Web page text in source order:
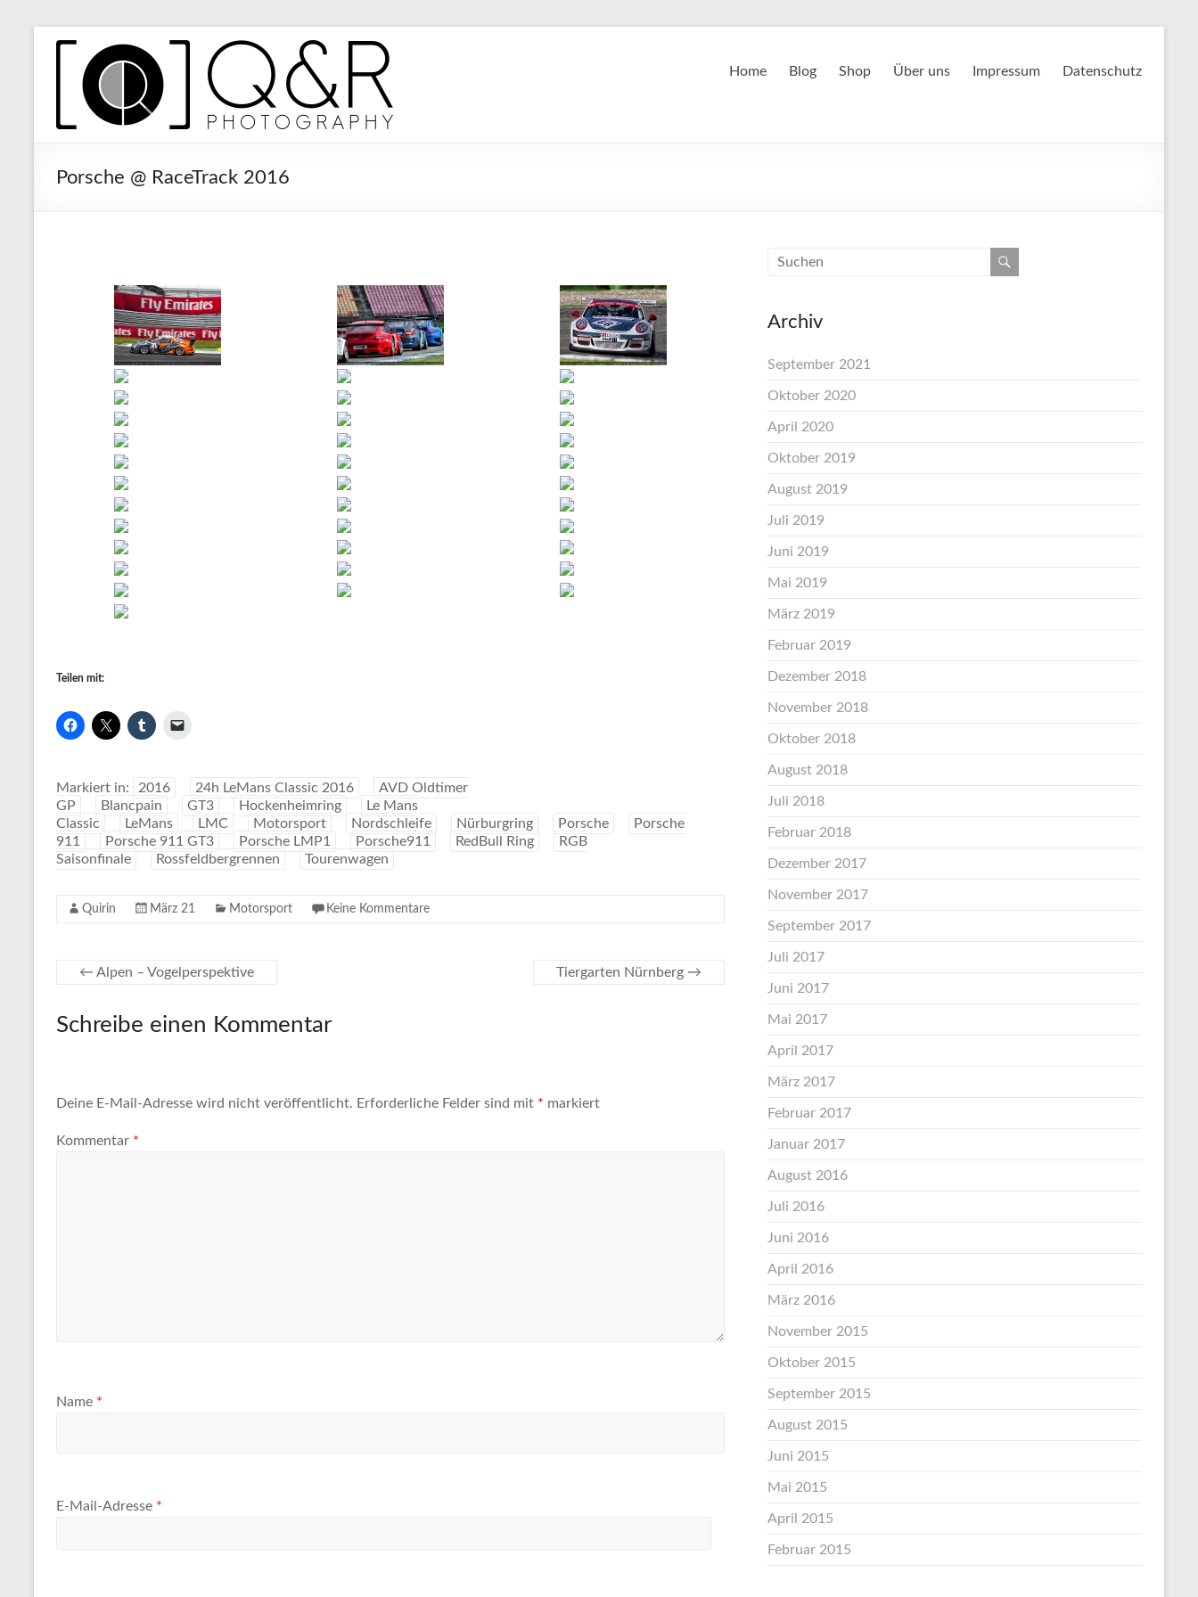
springenQ&R
Photography
Home Blog Shop Über uns Impressum Datenschutz
Porsche @ RaceTrack 2016
Teilen mit:
Markiert in: 2016 24h LeMans Classic 2016
AVD Oldtimer
GP
Blancpain GT3 Hockenheimring
Le Mans
Classic
LeMans LMC Motorsport Nordschleife Nürburgring Porsche
Porsche
911
Porsche 911 GT3 Porsche LMP1 Porsche911 RedBull Ring
RGB
Saisonfinale
Rossfeldbergrennen Tourenwagen
Quirin März 21 Motorsport Keine Kommentare
← Alpen – Vogelperspektive Tiergarten Nürnberg →
Schreibe einen Kommentar
Deine E-Mail-Adresse wird nicht veröffentlicht. Erforderliche Felder sind mit * markiert
Kommentar *
Name *
E-Mail-Adresse *
Archiv
September 2021
Oktober 2020
April 2020
Oktober 2019
August 2019
Juli 2019
Juni 2019
Mai 2019
März 2019
Februar 2019
Dezember 2018
November 2018
Oktober 2018
August 2018
Juli 2018
Februar 2018
Dezember 2017
November 2017
September 2017
Juli 2017
Juni 2017
Mai 2017
April 2017
März 2017
Februar 2017
Januar 2017
August 2016
Juli 2016
Juni 2016
April 2016
März 2016
November 2015
Oktober 2015
September 2015
August 2015
Juni 2015
Mai 2015
April 2015
Februar 2015